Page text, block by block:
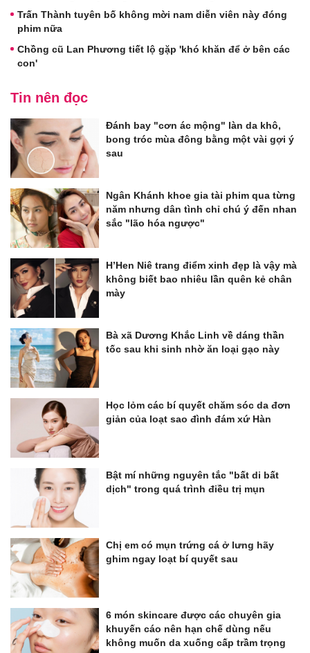
Trấn Thành tuyên bố không mời nam diễn viên này đóng
phim nữa
Chồng cũ Lan Phương tiết lộ gặp 'khó khăn để ở bên các
con'
Tin nên đọc
Đánh bay "cơn ác mộng" làn da khô,
bong tróc mùa đông bằng một vài gợi ý
sau
Ngân Khánh khoe gia tài phim qua từng
năm nhưng dân tình chỉ chú ý đến nhan
sắc "lão hóa ngược"
H’Hen Niê trang điểm xinh đẹp là vậy mà
không biết bao nhiêu lần quên kẻ chân
mày
Bà xã Dương Khắc Linh về dáng thần
tốc sau khi sinh nhờ ăn loại gạo này
Học lỏm các bí quyết chăm sóc da đơn
giản của loạt sao đình đám xứ Hàn
Bật mí những nguyên tắc "bất di bất
dịch" trong quá trình điều trị mụn
Chị em có mụn trứng cá ở lưng hãy
ghim ngay loạt bí quyết sau
6 món skincare được các chuyên gia
khuyến cáo nên hạn chế dùng nếu
không muốn da xuống cấp trầm trọng